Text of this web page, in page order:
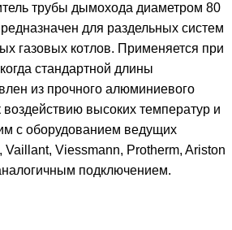
трубы дымохода диаметром 80
для раздельных систем
газовых котлов. Применяется при
стандартной длины
из прочного алюминиевого
воздействию высоких температур и
с оборудованием ведущих
Vaillant, Viessmann, Protherm, Ariston
подключением.